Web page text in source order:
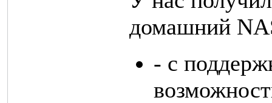
домашний
- с